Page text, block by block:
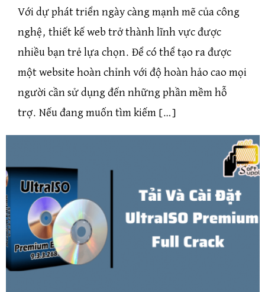
Với dự phát triển ngày càng mạnh mẽ của công
nghệ, thiết kế web trở thành lĩnh vực được
nhiều bạn trẻ lựa chọn. Để có thể tạo ra được
một website hoàn chỉnh với độ hoàn hảo cao mọi
người cần sử dụng đến những phần mềm hỗ
trợ. Nếu đang muốn tìm kiếm […]